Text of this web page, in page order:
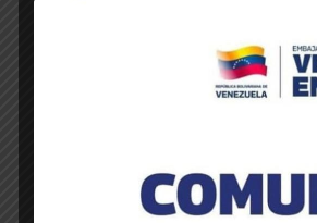
Venezuela y Honduras